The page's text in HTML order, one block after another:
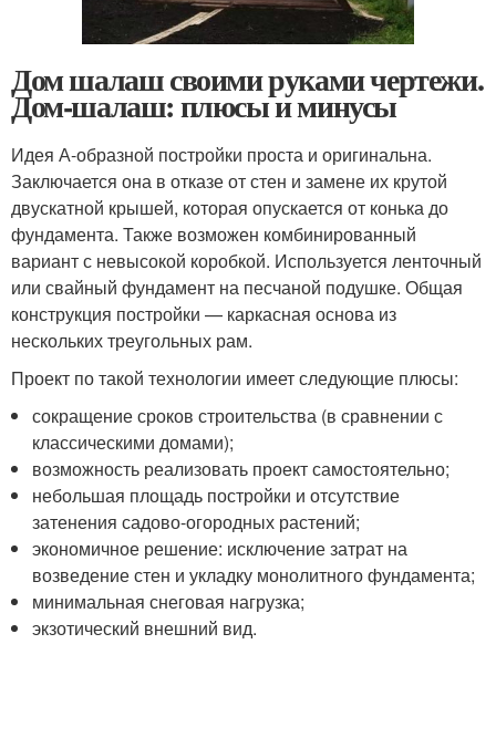
Дом шалаш своими руками чертежи.
Дом-шалаш: плюсы и минусы
Идея А-образной постройки проста и оригинальна.
Заключается она в отказе от стен и замене их крутой
двускатной крышей, которая опускается от конька до
фундамента. Также возможен комбинированный
вариант с невысокой коробкой. Используется ленточный
или свайный фундамент на песчаной подушке. Общая
конструкция постройки — каркасная основа из
нескольких треугольных рам.
Проект по такой технологии имеет следующие плюсы:
сокращение сроков строительства (в сравнении с
классическими домами);
возможность реализовать проект самостоятельно;
небольшая площадь постройки и отсутствие
затенения садово-огородных растений;
экономичное решение: исключение затрат на
возведение стен и укладку монолитного фундамента;
минимальная снеговая нагрузка;
экзотический внешний вид.